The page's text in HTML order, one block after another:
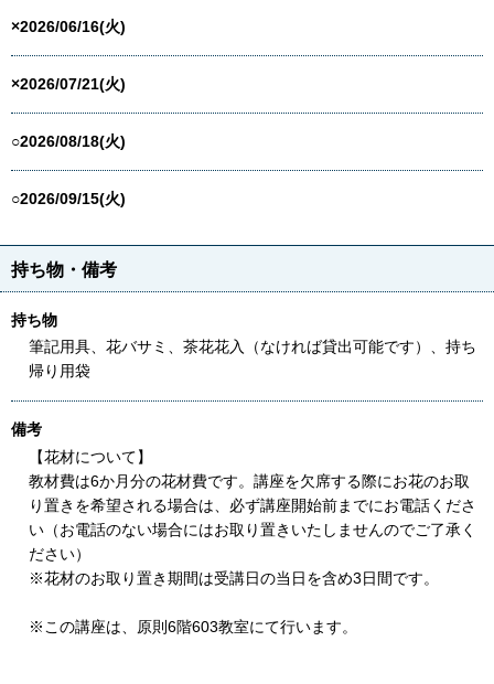
×2026/06/16(火)
×2026/07/21(火)
○2026/08/18(火)
○2026/09/15(火)
持ち物・備考
持ち物
筆記用具、花バサミ、茶花花入（なければ貸出可能です）、持ち
帰り用袋
備考
【花材について】
教材費は6か月分の花材費です。講座を欠席する際にお花のお取
り置きを希望される場合は、必ず講座開始前までにお電話くださ
い（お電話のない場合にはお取り置きいたしませんのでご了承く
ださい）
※花材のお取り置き期間は受講日の当日を含め3日間です。
※この講座は、原則6階603教室にて行います。